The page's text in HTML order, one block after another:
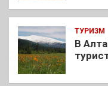
ТУРИЗМ
В